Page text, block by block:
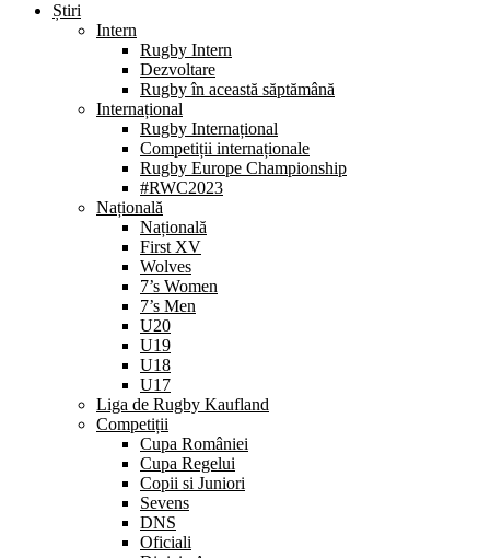
Știri
Intern
Rugby Intern
Dezvoltare
Rugby în această săptămână
Internațional
Rugby Internațional
Competiții internaționale
Rugby Europe Championship
#RWC2023
Națională
Națională
First XV
Wolves
7’s Women
7’s Men
U20
U19
U18
U17
Liga de Rugby Kaufland
Competiții
Cupa României
Cupa Regelui
Copii si Juniori
Sevens
DNS
Oficiali